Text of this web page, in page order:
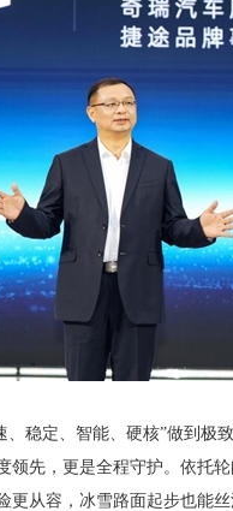
、稳定、智能、硬核”做到极
领先，更是全程守护。依托
更从容，冰雪路面起步也能